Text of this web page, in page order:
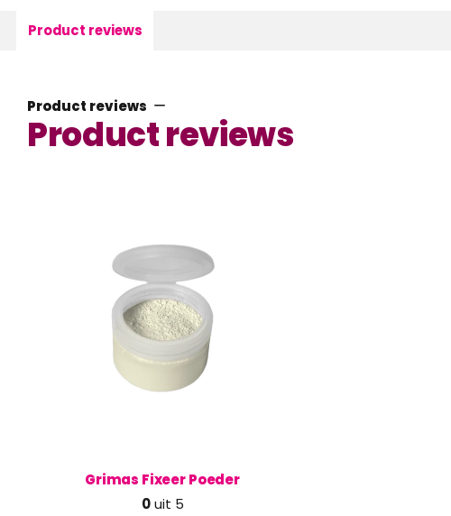
Product reviews
Product reviews
Product reviews
Grimas Fixeer Poeder
0uit 5